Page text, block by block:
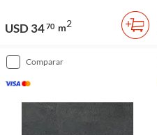
USD 3470 m2
comparar